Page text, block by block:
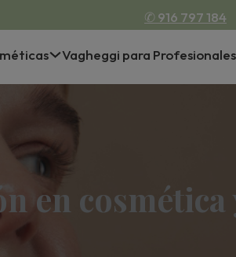
✆ 916 797 184
Vagheggi para Profesionales
en cosmética